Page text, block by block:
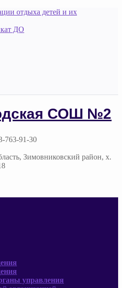
отдыха детей и их
ДО
СОШ №2
763-91-30
Зимовниковский район, х.
управления